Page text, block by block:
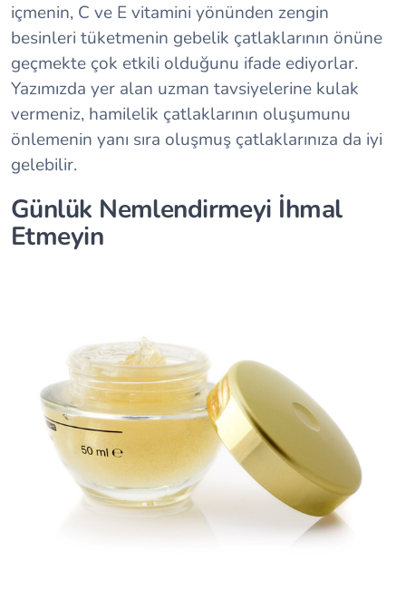
içmenin, C ve E vitamini yönünden zengin
besinleri tüketmenin gebelik çatlaklarının önüne
geçmekte çok etkili olduğunu ifade ediyorlar.
Yazımızda yer alan uzman tavsiyelerine kulak
vermeniz, hamilelik çatlaklarının oluşumunu
önlemenin yanı sıra oluşmuş çatlaklarınıza da iyi
gelebilir.
Günlük Nemlendirmeyi İhmal
Etmeyin